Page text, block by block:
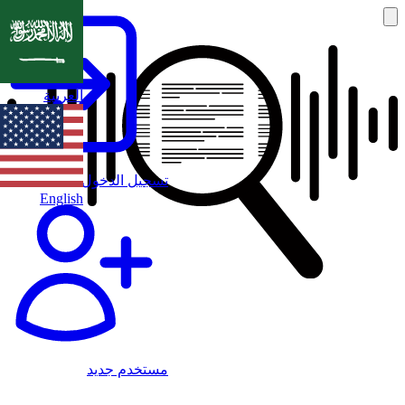
تسجيل الدخول
مستخدم جديد
العربية
English